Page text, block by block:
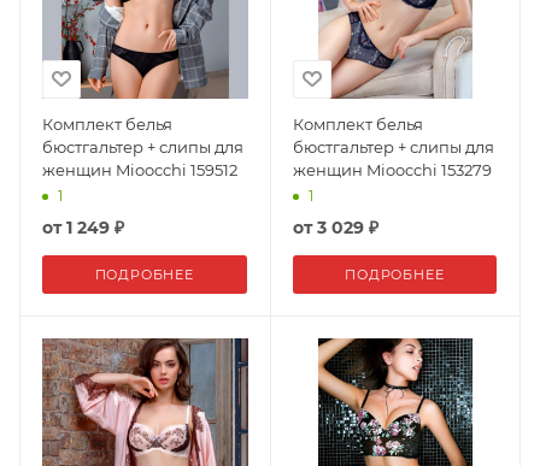
Комплект белья
бюстгальтер + слипы для
женщин Mioocchi 159512
1
от1 249 ₽
ПОДРОБНЕЕ
Комплект белья
бюстгальтер + слипы для
женщин Mioocchi 153279
1
от3 029 ₽
ПОДРОБНЕЕ